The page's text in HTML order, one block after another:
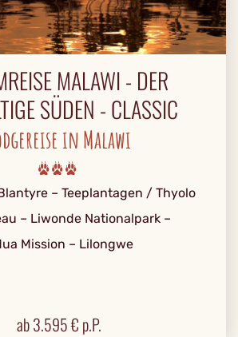
MALAWI - DER
SÜDEN - CLASSIC
in Malawi
– Teeplantagen / Thyolo
– Liwonde Nationalpark –
Mission – Lilongwe
ab3.595€ p.P.